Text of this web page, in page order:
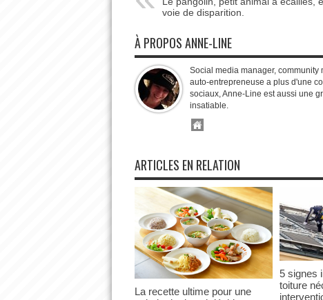
voie de disparition.
À PROPOS ANNE-LINE
Social media manager, community
auto-entrepreneuse a plus d'une
sociaux, Anne-Line est aussi une
insatiable.
ARTICLES EN RELATION
La recette ultime pour une
5 signes
toiture